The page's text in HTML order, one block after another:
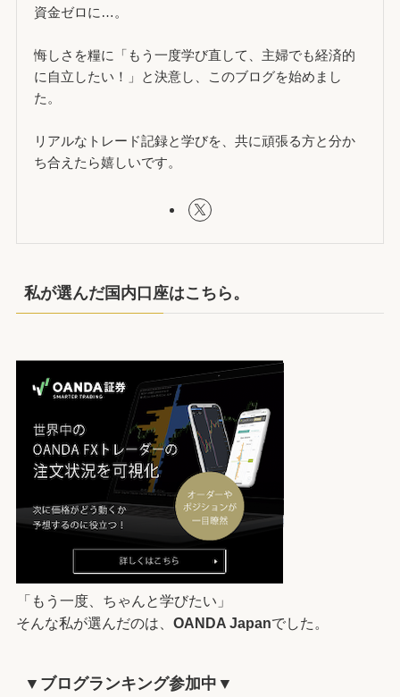
資金ゼロに…。
悔しさを糧に「もう一度学び直して、主婦でも経済的
に自立したい！」と決意し、このブログを始めまし
た。
リアルなトレード記録と学びを、共に頑張る方と分か
ち合えたら嬉しいです。
私が選んだ国内口座はこちら。
「もう一度、ちゃんと学びたい」
そんな私が選んだのは、 OANDA Japanでした。
▼ブログランキング参加中▼